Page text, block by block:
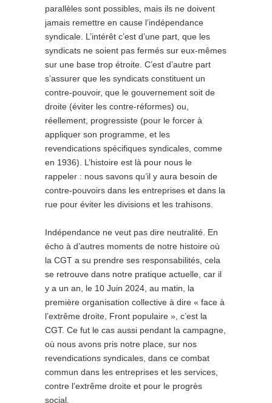
parallèles sont possibles, mais ils ne doivent
jamais remettre en cause l’indépendance
syndicale. L’intérêt c’est d’une part, que les
syndicats ne soient pas fermés sur eux-mêmes
sur une base trop étroite. C’est d’autre part
s’assurer que les syndicats constituent un
contre-pouvoir, que le gouvernement soit de
droite (éviter les contre-réformes) ou,
réellement, progressiste (pour le forcer à
appliquer son programme, et les
revendications spécifiques syndicales, comme
en 1936). L’histoire est là pour nous le
rappeler : nous savons qu’il y aura besoin de
contre-pouvoirs dans les entreprises et dans la
rue pour éviter les divisions et les trahisons.
Indépendance ne veut pas dire neutralité. En
écho à d’autres moments de notre histoire où
la CGT a su prendre ses responsabilités, cela
se retrouve dans notre pratique actuelle, car il
y a un an, le 10 Juin 2024, au matin, la
première organisation collective à dire « face à
l’extrême droite, Front populaire », c’est la
CGT. Ce fut le cas aussi pendant la campagne,
où nous avons pris notre place, sur nos
revendications syndicales, dans ce combat
commun dans les entreprises et les services,
contre l’extrême droite et pour le progrès
social.